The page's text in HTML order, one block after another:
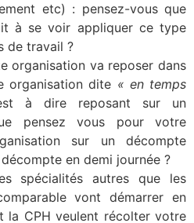
etc) : pensez-vous que
à se voir appliquer ce type
de travail ?
organisation va reposer dans
organisation dite « en temps
à dire reposant sur un
pensez vous pour votre
sur un décompte
en demi journée ?
spécialités autres que les
vont démarrer en
la CPH veulent récolter votre